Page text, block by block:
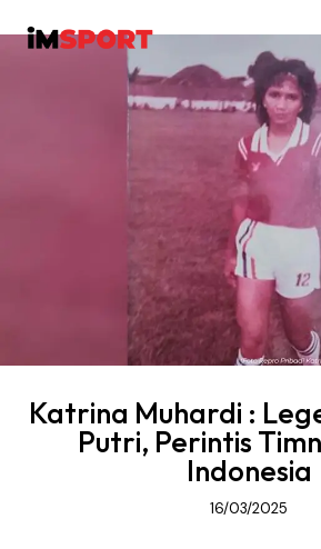
Katrina Muhardi :
Putri, Perintis
Indonesia
16/03/2025